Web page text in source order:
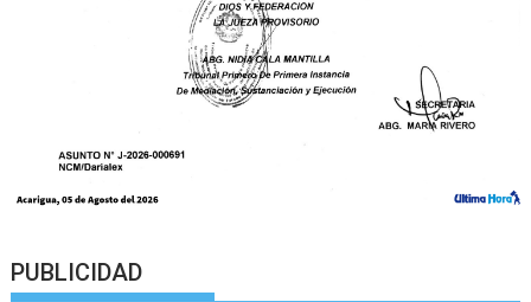
PUBLICIDAD